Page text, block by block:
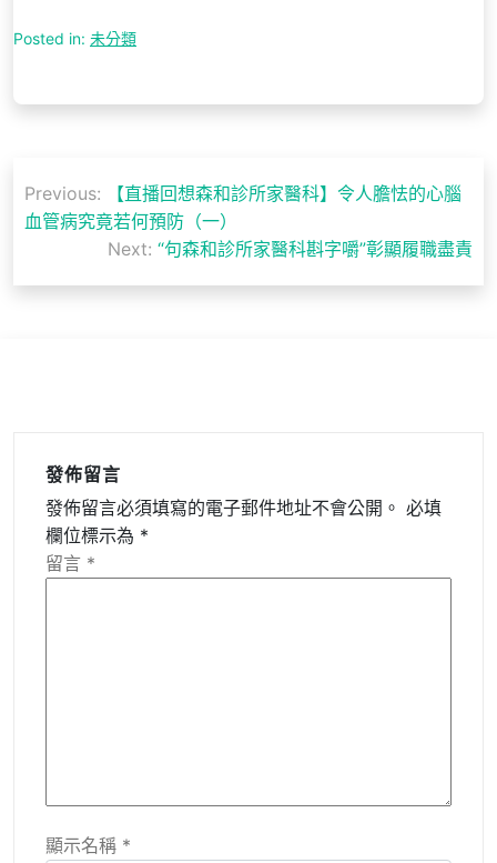
Posted in: 未分類
章
覽
Previous:
【直播回想森和診所家醫科】令人膽怯的心腦
血管病究竟若何預防（一）
Next: “句森和診所家醫科斟字嚼”彰顯履職盡責
發佈留言
發佈留言必須填寫的電子郵件地址不會公開。 必填
欄位標示為 *
留言 *
顯示名稱 *